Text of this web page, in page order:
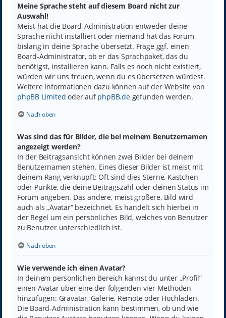
Meine Sprache steht auf diesem Board nicht zur
Auswahl!
Meist hat die Board-Administration entweder deine
Sprache nicht installiert oder niemand hat das Forum
bislang in deine Sprache übersetzt. Frage ggf. einen
Board-Administrator, ob er das Sprachpaket, das du
benötigst, installieren kann. Falls es noch nicht existiert,
würden wir uns freuen, wenn du es übersetzen würdest.
Weitere Informationen dazu können auf der Website von
phpBB Limited oder aufphpBB.degefunden werden.
Nach oben
Was sind das für Bilder, die bei meinem Benutzernamen
angezeigt werden?
In der Beitragsansicht können zwei Bilder bei deinem
Benutzernamen stehen. Eines dieser Bilder ist meist mit
deinem Rang verknüpft: Oft sind dies Sterne, Kästchen
oder Punkte, die deine Beitragszahl oder deinen Status im
Forum angeben. Das andere, meist größere, Bild wird
auch als „Avatar“ bezeichnet. Es handelt sich hierbei in
der Regel um ein persönliches Bild, welches von Benutzer
zu Benutzer unterschiedlich ist.
Nach oben
Wie verwende ich einen Avatar?
In deinem persönlichen Bereich kannst du unter „Profil“
einen Avatar über eine der folgenden vier Methoden
hinzufügen: Gravatar, Galerie, Remote oder Hochladen.
Die Board-Administration kann bestimmen, ob und wie